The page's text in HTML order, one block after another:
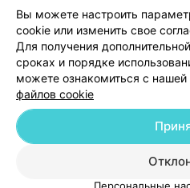
Обработка
© 2026 ООО «Артокс Лаб», УНП
Служба поддержки
Вы можете настроить
cookie или изменить свое
Для получения
сроках и порядке
можете ознакомиться с нашей
файлов cookie